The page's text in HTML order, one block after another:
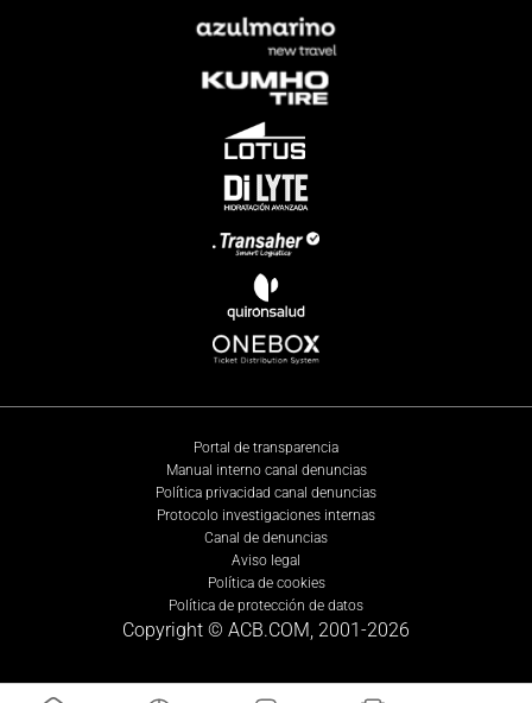
Portal de transparencia
Manual interno canal denuncias
Política privacidad canal denuncias
Protocolo investigaciones internas
Canal de denuncias
Aviso legal
Política de cookies
Política de protección de datos
Copyright © ACB.COM, 2001-2026